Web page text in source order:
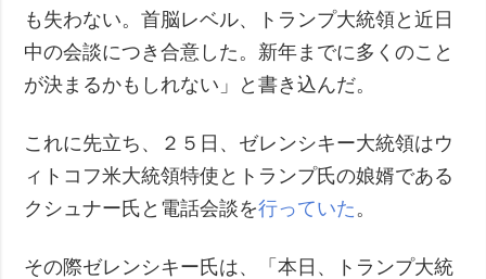
も失わない。首脳レベル、トランプ大統領と近日
中の会談につき合意した。新年までに多くのこと
が決まるかもしれない」と書き込んだ。
これに先立ち、２５日、ゼレンシキー大統領はウ
ィトコフ米大統領特使とトランプ氏の娘婿である
クシュナー氏と電話会談を行っていた。
その際ゼレンシキー氏は、「本日、トランプ大統